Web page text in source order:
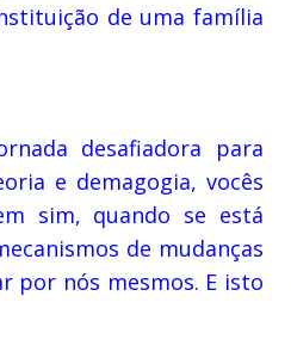
de uma família
desafiadora para
e demagogia, vocês
sim, quando se está
de mudanças
por nós mesmos. E isto